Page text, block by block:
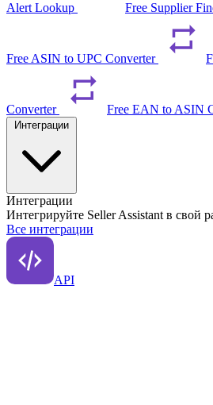
Alert Lookup Free Supplier
Free ASIN to UPC Converter
Converter Free EAN to ASIN
Интеграции
Интегрируйте Seller Assistant в свой
Все интеграции
API